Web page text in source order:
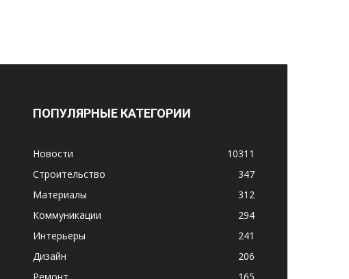
ПОПУЛЯРНЫЕ КАТЕГОРИИ
Новости
10311
Строительство
347
Материалы
312
Коммуникации
294
Интерьеры
241
Дизайн
206